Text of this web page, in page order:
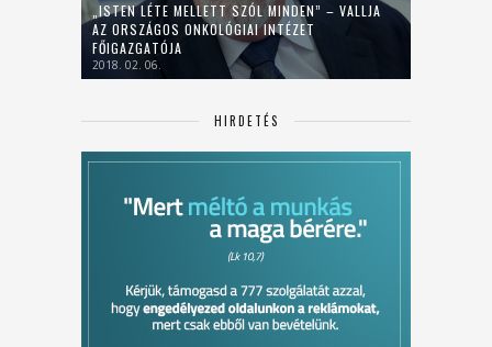
„ISTEN LÉTE MELLETT SZÓL MINDEN” – VALLJA
AZ ORSZÁGOS ONKOLÓGIAI INTÉZET
FŐIGAZGATÓJA
2018. 02. 06.
HIRDETÉS